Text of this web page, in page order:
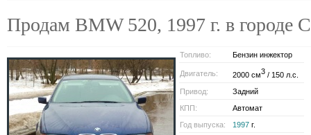
Продам BMW 520, 1997 г. в городе
Топливо: Бензин инжектор
Двигатель: 2000 см3 / 150 л.с.
Привод:
Задний
КПП:
Автомат
Год выпуска:
1997 г.